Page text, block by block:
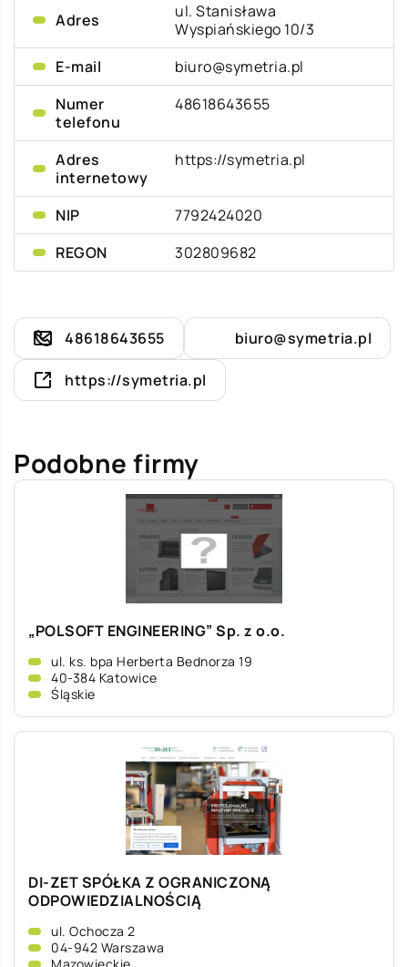
Adres
ul. Stanisława
Wyspiańskiego 10/3
E-mail
biuro@symetria.pl
Numer
telefonu
48618643655
Adres
internetowy
https://symetria.pl
NIP
7792424020
REGON
302809682
48618643655 biuro@symetria.pl
https://symetria.pl
Podobne firmy
„POLSOFT ENGINEERING” Sp. z o.o.
ul. ks. bpa Herberta Bednorza 19
40-384 Katowice
Śląskie
DI-ZET SPÓŁKA Z OGRANICZONĄ
ODPOWIEDZIALNOŚCIĄ
ul. Ochocza 2
04-942 Warszawa